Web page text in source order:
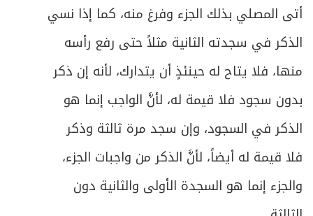
أتى المصلي بذلك الجزء وفرغ منه، كما إذا نسي
الذكر في سجدته الثانية مثلاً حتى رفع رأسه
منها، فلا يتاح له حينئذٍ أن يتدارك، لأنه إن ذكر
بدون سجود فلا قيمة له، لأنَّ الواجب إنما هو
الذكر في السجود، وإن سجد مرة ثالثة وذكر
فلا قيمة له أيضاً، لأنَّ الذكر من واجبات الجزء،
والجزء إنما هو السجدة الأولى والثانية دون
ص
507 المبحث الأول ـ في أصناف المستحقين
ص510 المبحث الثاني ـ في أوصاف المستحقين
513 المبحث الثالث ـ في أحكام دفع الزكاة
ص
518 خاتمة ـ في زكاة الفطرة
ص
525 الباب الخامس - في الخمس